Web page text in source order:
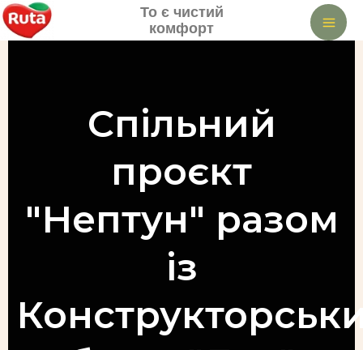
Перейти
до
То є чистий
комфорт
Спільний
проєкт
"Нептун" разом
із